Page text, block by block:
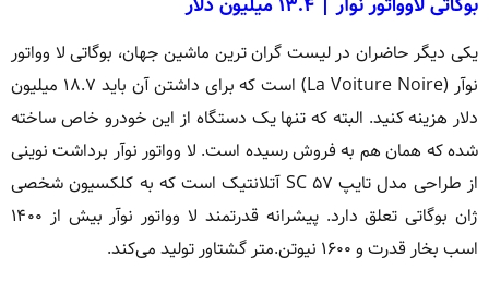
یکی دیگر حاضران در لیست گران ترین ماشین جهان، بوگاتی لا وواتور
نوآر (La Voiture Noire) است که برای داشتن آن باید ۱۸.۷ میلیون
دلار هزینه کنید. البته که تنها یک دستگاه از این خودرو خاص ساخته
شده که همان هم به فروش رسیده است. لا وواتور نوآر برداشت نوینی
از طراحی مدل تایپ ۵۷ SC آتلانتیک است که به کلکسیون شخصی
ژان بوگاتی تعلق دارد. پیشرانه قدرتمند لا وواتور نوآر بیش از ۱۴۰۰
اسب بخار قدرت و ۱۶۰۰ نیوتن.متر گشتاور تولید می‌کند.